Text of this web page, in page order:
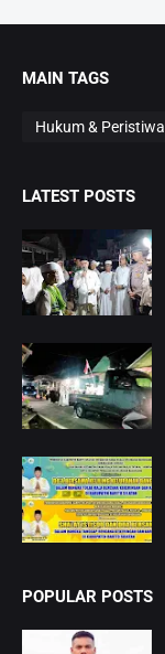
MAIN TAGS
Hukum & Peristiwa
LATEST POSTS
POPULAR POSTS